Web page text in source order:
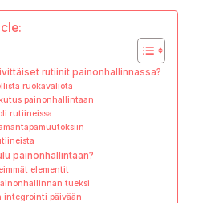
rutiinit painonhallinnassa?
ruokavaliota
painonhallintaan
rutiineissa
painonhallintaan?
elementit
tueksi
päivään